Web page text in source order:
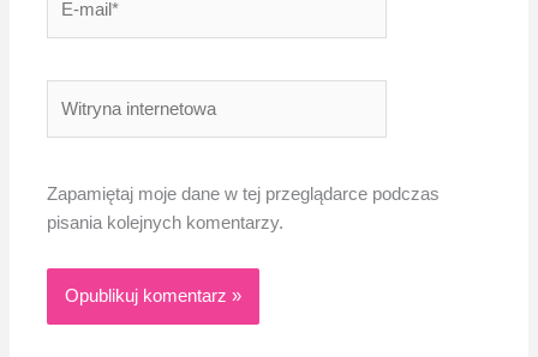
internetowa
Zapamiętaj moje dane w tej przeglądarce podczas
pisania kolejnych komentarzy.